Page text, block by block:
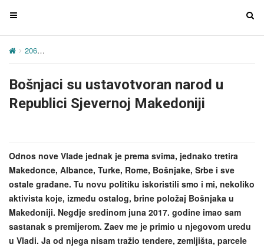
T
g
e
n
g
a
t
i
o
n
T
t
n
206
Bošnjaci su ustavotvoran narod u
Republici Sjevernoj Makedoniji
Odnos nove Vlade jednak je prema svima, jednako tretira
Makedonce, Albance, Turke, Rome, Bošnjake, Srbe i sve
ostale građane. Tu novu politiku iskoristili smo i mi, nekoliko
aktivista koje, između ostalog, brine položaj Bošnjaka u
Makedoniji. Negdje sredinom juna 2017. godine imao sam
sastanak s premijerom. Zaev me je primio u njegovom uredu
u Vladi. Ja od njega nisam tražio tendere, zemljišta, parcele